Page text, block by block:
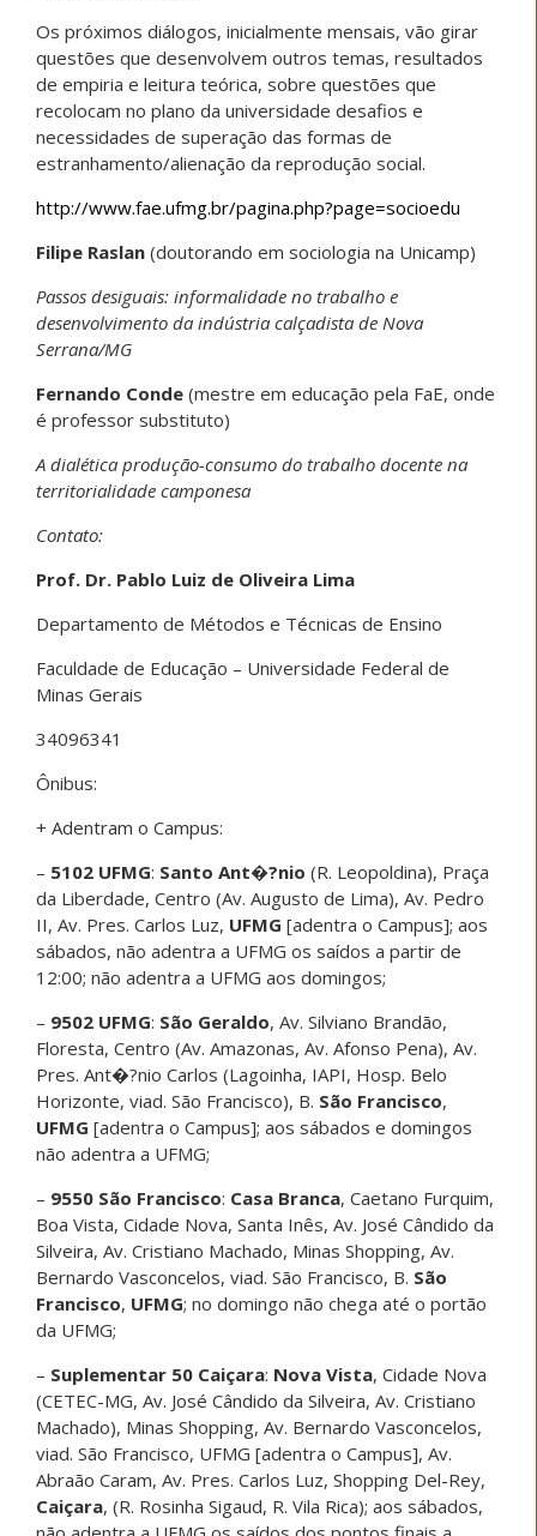
Os próximos diálogos, inicialmente mensais, vão girar
questões que desenvolvem outros temas, resultados
de empiria e leitura teórica, sobre questões que
recolocam no plano da universidade desafios e
necessidades de superação das formas de
estranhamento/alienação da reprodução social.
http://www.fae.ufmg.br/pagina.php?page=socioedu
Filipe Raslan (doutorando em sociologia na Unicamp)
Passos desiguais: informalidade no trabalho e
desenvolvimento da indústria calçadista de Nova
Serrana/MG
Fernando Conde (mestre em educação pela FaE, onde
é professor substituto)
A dialética produção-consumo do trabalho docente na
territorialidade camponesa
Contato:
Prof. Dr. Pablo Luiz de Oliveira Lima
Departamento de Métodos e Técnicas de Ensino
Faculdade de Educação – Universidade Federal de
Minas Gerais
34096341
Ônibus:
+ Adentram o Campus:
– 5102 UFMG: Santo Ant�?nio (R. Leopoldina), Praça
da Liberdade, Centro (Av. Augusto de Lima), Av. Pedro
II, Av. Pres. Carlos Luz, UFMG [adentra o Campus]; aos
sábados, não adentra a UFMG os saídos a partir de
12:00; não adentra a UFMG aos domingos;
– 9502 UFMG: São Geraldo, Av. Silviano Brandão,
Floresta, Centro (Av. Amazonas, Av. Afonso Pena), Av.
Pres. Ant�?nio Carlos (Lagoinha, IAPI, Hosp. Belo
Horizonte, viad. São Francisco), B. São Francisco,
UFMG [adentra o Campus]; aos sábados e domingos
não adentra a UFMG;
– 9550 São Francisco: Casa Branca, Caetano Furquim,
Boa Vista, Cidade Nova, Santa Inês, Av. José Cândido da
Silveira, Av. Cristiano Machado, Minas Shopping, Av.
Bernardo Vasconcelos, viad. São Francisco, B. São
Francisco, UFMG; no domingo não chega até o portão
da UFMG;
– Suplementar 50 Caiçara: Nova Vista, Cidade Nova
(CETEC-MG, Av. José Cândido da Silveira, Av. Cristiano
Machado), Minas Shopping, Av. Bernardo Vasconcelos,
viad. São Francisco, UFMG [adentra o Campus], Av.
Abraão Caram, Av. Pres. Carlos Luz, Shopping Del-Rey,
Caiçara, (R. Rosinha Sigaud, R. Vila Rica); aos sábados,